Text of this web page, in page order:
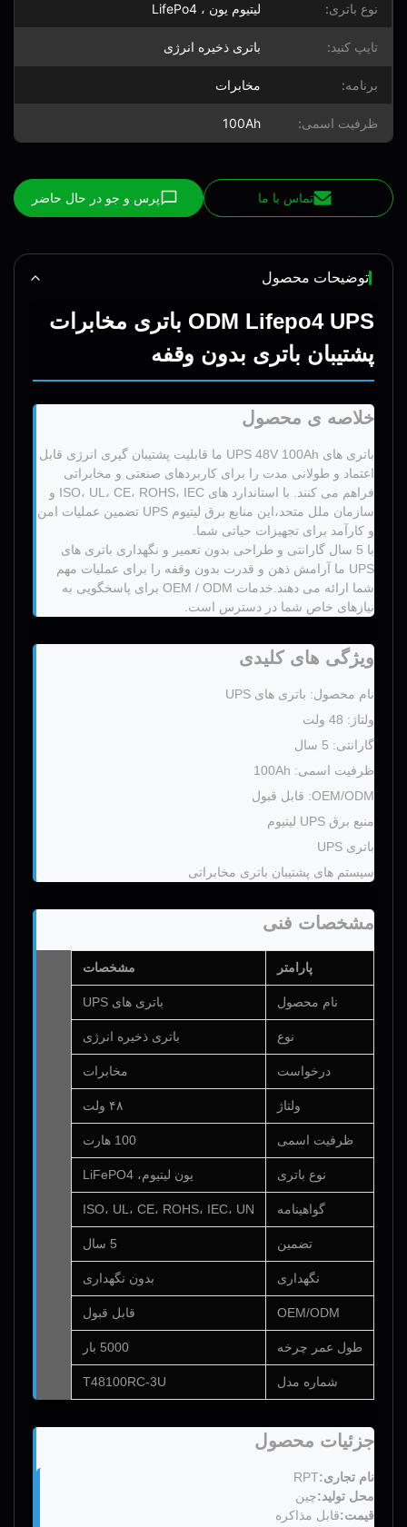
نوع باتری: لیتیوم یون ، LifePo4
تایپ کنید: باتری ذخیره انرژی
برنامه: مخابرات
ظرفیت اسمی: 100Ah
تماس با ما پرس و جو در حال حاضر
توضیحات محصول
ODM Lifepo4 UPS باتری مخابرات
پشتیبان باتری بدون وقفه
خلاصه ی محصول
باتری های UPS 48V 100Ah ما قابلیت پشتیبان گیری انرژی قابل
اعتماد و طولانی مدت را برای کاربردهای صنعتی و مخابراتی
فراهم می کنند. با استاندارد های ISO، UL، CE، ROHS، IEC و
سازمان ملل متحد،این منابع برق لیتیوم UPS تضمین عملیات امن
و کارآمد برای تجهیزات حیاتی شما.
با 5 سال گارانتی و طراحی بدون تعمیر و نگهداری باتری های
UPS ما آرامش ذهن و قدرت بدون وقفه را برای عملیات مهم
شما ارائه می دهند.خدمات OEM / ODM برای پاسخگویی به
نیازهای خاص شما در دسترس است.
ویژگی های کلیدی
نام محصول: باتری های UPS
ولتاژ: 48 ولت
گارانتی: 5 سال
ظرفیت اسمی: 100Ah
OEM/ODM: قابل قبول
منبع برق UPS لیتیوم
باتری UPS
سیستم های پشتیبان باتری مخابراتی
مشخصات فنی
پارامتر مشخصات
نام محصول باتری های UPS
باتری ذخیره انرژی
درخواست مخابرات
ظرفیت اسمی
نوع باتری یون لیتیوم، LiFePO4
گواهینامه ISO، UL، CE، ROHS، IEC، UN
تضمین
نگهداری بدون نگهداری
OEM/ODM قابل قبول
طول عمر چرخه 5000 بار
شماره مدل T48100RC-3U
جزئیات محصول
نام تجاری:RPT
محل تولید:چین
قیمت:قابل مذاکره